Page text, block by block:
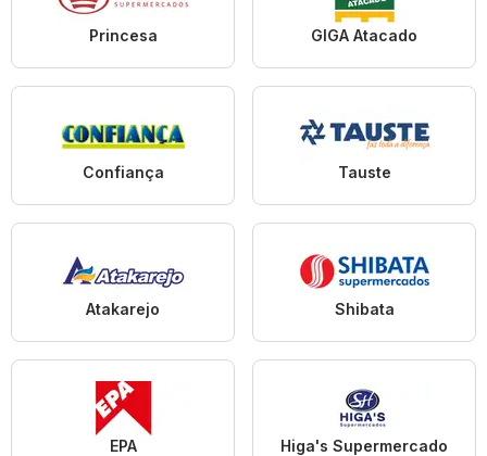
Princesa GIGA Atacado
Confiança Tauste
Atakarejo Shibata
EPA Higa's Supermercado